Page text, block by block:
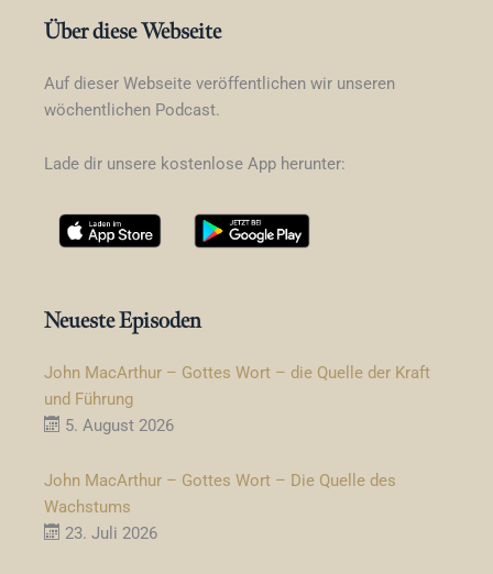
Über diese Webseite
Auf dieser Webseite veröffentlichen wir unseren
wöchentlichen Podcast.
Lade dir unsere kostenlose App herunter:
Neueste Episoden
John MacArthur – Gottes Wort – die Quelle der Kraft
und Führung
5. August 2026
John MacArthur – Gottes Wort – Die Quelle des
Wachstums
23. Juli 2026